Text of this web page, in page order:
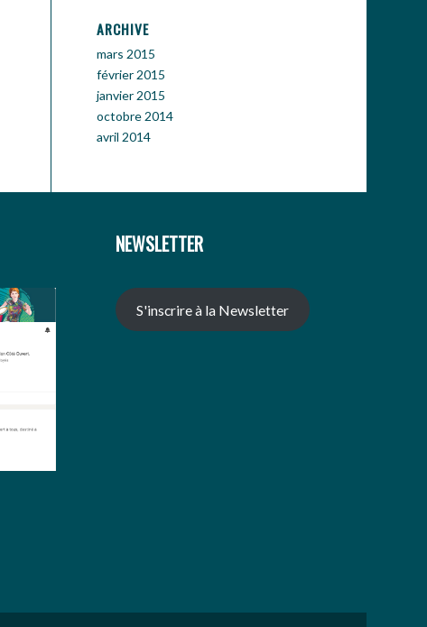
ARCHIVE
mars 2015
février 2015
janvier 2015
octobre 2014
avril 2014
NEWSLETTER
S'inscrire à la Newsletter